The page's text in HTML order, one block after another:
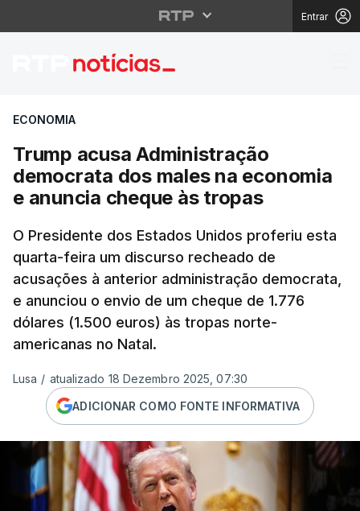
Entrar
Trump acusa
ECONOMIA
Trump acusa Administração
democrata dos males na economia
e anuncia cheque às tropas
O Presidente dos Estados Unidos proferiu esta
quarta-feira um discurso recheado de
acusações à anterior administração democrata,
e anunciou o envio de um cheque de 1.776
dólares (1.500 euros) às tropas norte-
americanas no Natal.
Lusa / atualizado 18 Dezembro 2025, 07:30
ADICIONAR COMO FONTE INFORMATIVA